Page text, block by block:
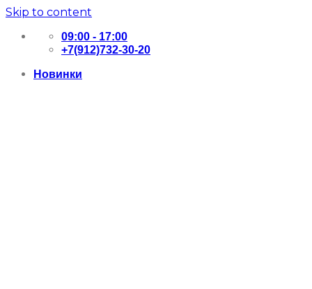
Skip to content
09:00 - 17:00
+7(912)732-30-20
Новинки